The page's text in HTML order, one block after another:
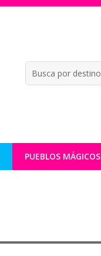
PUEBLOS MÁGICOS